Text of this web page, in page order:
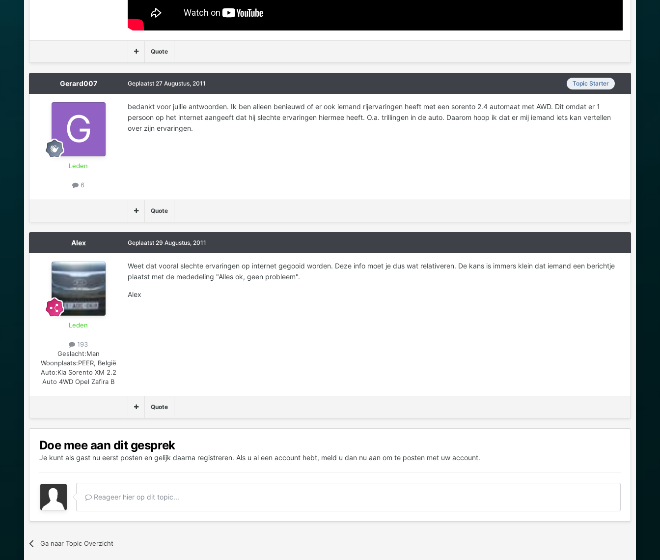
Quote
Gerard007
Leden
6
Topic Starter
Geplaatst 27 Augustus, 2011
bedankt voor jullie antwoorden. Ik ben alleen benieuwd of er ook iemand rijervaringen heeft met een sorento 2.4 automaat met AWD. Dit omdat er 1
persoon op het internet aangeeft dat hij slechte ervaringen hiermee heeft. O.a. trillingen in de auto. Daarom hoop ik dat er mij iemand iets kan vertellen
over zijn ervaringen.
Quote
Alex
Leden
193
Geslacht:Man
Woonplaats:PEER, België
Auto:Kia Sorento XM 2.2
Auto 4WD Opel Zafira B
Geplaatst 29 Augustus, 2011
Weet dat vooral slechte ervaringen op internet gegooid worden. Deze info moet je dus wat relativeren. De kans is immers klein dat iemand een berichtje
plaatst met de mededeling "Alles ok, geen probleem".
Alex
Quote
Doe mee aan dit gesprek
Je kunt als gast nu eerst posten en gelijk daarna registreren. Als u al een account hebt, meld u dan nu aan om te posten met uw account.
Reageer hier op dit topic...
Ga naar Topic Overzicht